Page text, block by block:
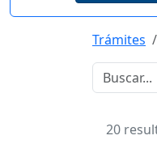
Trámites
20